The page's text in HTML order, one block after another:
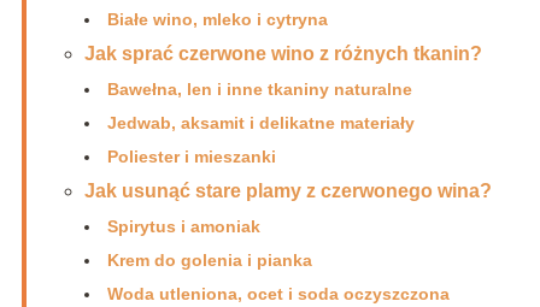
Białe wino, mleko i cytryna
Jak sprać czerwone wino z różnych tkanin?
Bawełna, len i inne tkaniny naturalne
Jedwab, aksamit i delikatne materiały
Poliester i mieszanki
Jak usunąć stare plamy z czerwonego wina?
Spirytus i amoniak
Krem do golenia i pianka
Woda utleniona, ocet i soda oczyszczona